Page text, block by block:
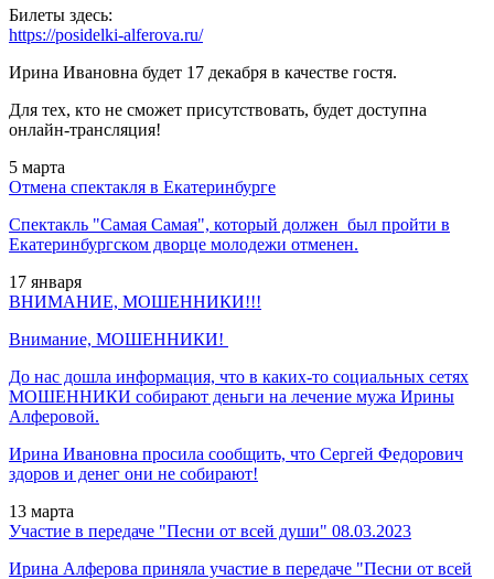
Билеты здесь:
https://posidelki-alferova.ru/
Ирина Ивановна будет 17 декабря в качестве гостя.
Для тех, кто не сможет присутствовать, будет доступна
онлайн-трансляция!
5 марта
Отмена спектакля в Екатеринбурге
Спектакль "Самая Самая", который должен был пройти в
Екатеринбургском дворце молодежи отменен.
17 января
ВНИМАНИЕ, МОШЕННИКИ!!!
Внимание, МОШЕННИКИ!
До нас дошла информация, что в каких-то социальных сетях
МОШЕННИКИ собирают деньги на лечение мужа Ирины
Алферовой.
Ирина Ивановна просила сообщить, что Сергей Федорович
здоров и денег они не собирают!
13 марта
Участие в передаче "Песни от всей души" 08.03.2023
Ирина Алферова приняла участие в передаче "Песни от всей